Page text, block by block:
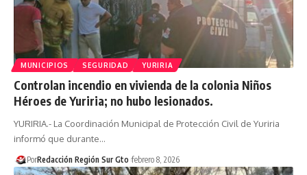
MUNICIPIOS SEGURIDAD YURIRIA
Controlan incendio en vivienda de la colonia Niños
Héroes de Yuriria; no hubo lesionados.
YURIRIA.- La Coordinación Municipal de Protección Civil de Yuriria
informó que durante…
PorRedacción Región Sur Gto febrero 8, 2026